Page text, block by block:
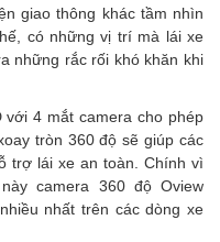
giao thông khác tầm nhìn
có những vị trí mà lái xe
những rắc rối khó khăn khi
với 4 mắt camera cho phép
tròn 360 độ sẽ giúp các
trợ lái xe an toàn. Chính vì
camera 360 độ Oview
nhất trên các dòng xe